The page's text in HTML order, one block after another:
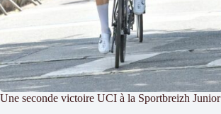
Une seconde victoire UCI à la Sportbreizh Junior